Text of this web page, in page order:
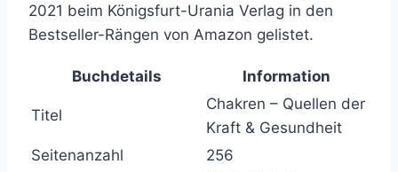
2021 beim Königsfurt-Urania Verlag in den
Bestseller-Rängen von Amazon gelistet.
Buchdetails Information
Titel
Chakren – Quellen der
Kraft & Gesundheit
Seitenanzahl
256